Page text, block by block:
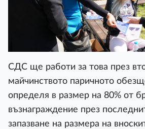
СДС ще работи за това през
майчинството паричното
определя в размер на 80% от
възнаграждение през
запазване на размера на